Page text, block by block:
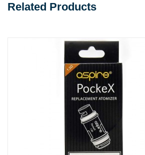
Related Products